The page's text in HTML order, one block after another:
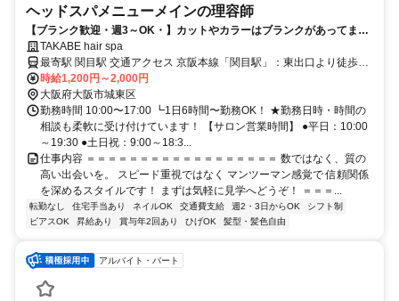
ヘッドスパメニューメインの理容師
【ブランク歓迎・週3～OK・】カットやカラーはブランクがあってまだ
不安…という方もご安心ください！
TAKABE hair spa
最寄駅 関目駅 交通アクセス 京阪本線「関目駅」：東出口より徒歩約
7分 Osaka Metro今里筋線「関目成育駅」：1番出口より徒歩約8分
Osaka Metro長堀鶴見緑地線「新森古市駅」：2番出口より徒歩約
10〜11分
時給1,200円～2,000円
大阪府大阪市城東区
勤務時間 10:00〜17:00 ┗1日6時間〜勤務OK！ ★勤務日時・時間の
相談も柔軟に受け付けています！ 【サロン営業時間】 ●平日：10:00
～19:30 ●土日祝：9:00～18:3...
仕事内容 ＝＝＝＝＝＝＝＝＝＝＝＝＝＝＝＝＝＝ 数ではなく、質の
高い出会いを。 スピード重視ではなく マンツーマン感覚で 信頼関係
を深めるスタイルです！ まずは気軽に見学へどうぞ！ ＝＝＝...
転勤なし 住宅手当あり ネイルOK 交通費支給 週2・3日からOK
シフト制
ピアスOK
昇給あり 賞与年2回あり ひげOK 髪型・髪色自由
アルバイト・パート